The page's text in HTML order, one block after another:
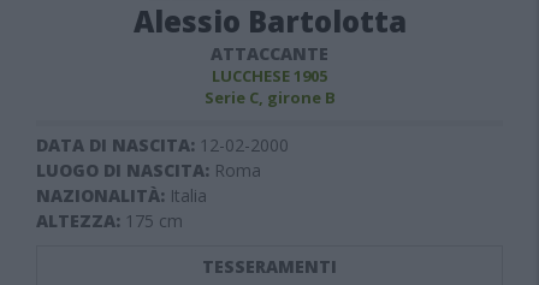
Alessio Bartolotta
ATTACCANTE
LUCCHESE 1905
Serie C, girone B
DATA DI NASCITA: 12-02-2000
LUOGO DI NASCITA: Roma
NAZIONALITÀ: Italia
ALTEZZA: 175 cm
TESSERAMENTI